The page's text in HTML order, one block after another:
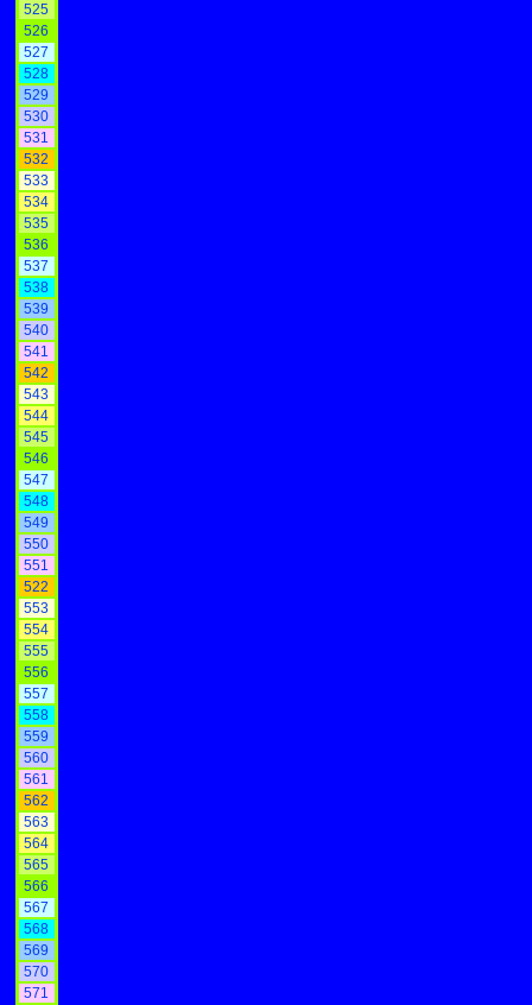
525
526
527
528
529
530
531
532
533
534
535
536
537
538
539
540
541
542
543
544
545
546
547
548
549
550
551
522
553
554
555
556
557
558
559
560
561
562
563
564
565
566
567
568
569
570
571